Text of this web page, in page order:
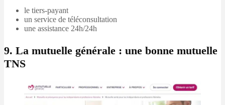
le tiers-payant
un service de téléconsultation
une assistance 24h/24h
9. La mutuelle générale : une bonne mutuelle
TNS